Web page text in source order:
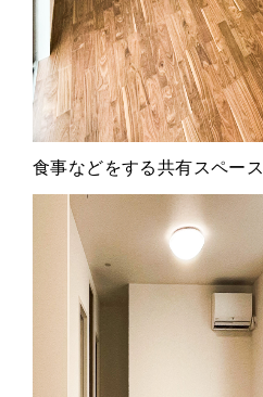
食事などをする共有スペース